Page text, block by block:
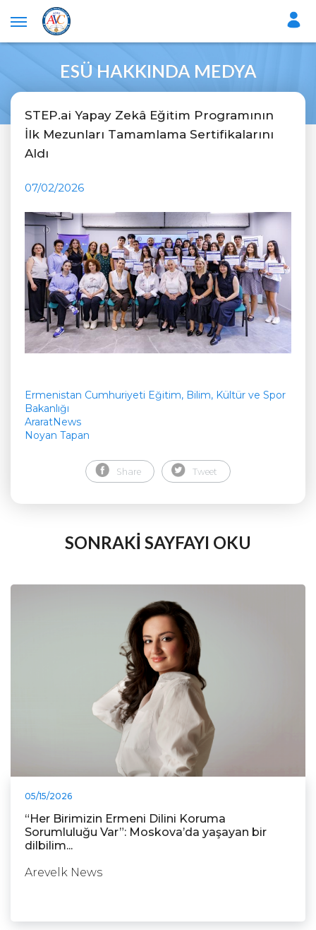
ESÜ HAKKINDA MEDYA
STEP.ai Yapay Zekâ Eğitim Programının
İlk Mezunları Tamamlama Sertifikalarını
Aldı
07/02/2026
Ermenistan Cumhuriyeti Eğitim, Bilim, Kültür ve Spor
Bakanlığı
AraratNews
Noyan Tapan
Share Tweet
SONRAKİ SAYFAYI OKU
05/15/2026
“Her Birimizin Ermeni Dilini Koruma
Sorumluluğu Var”: Moskova’da yaşayan bir
dilbilim...
Arevelk News